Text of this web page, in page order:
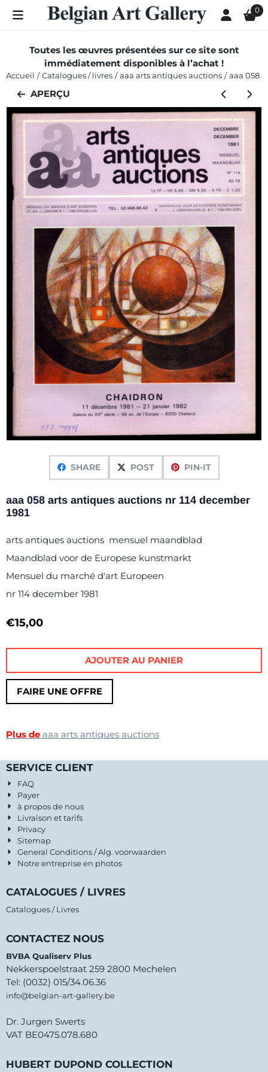
Les préférences de cookies sont actuellement fermées. 0
Toutes les œuvres présentées sur ce site sont
immédiatement disponibles à l’achat !
Accueil / Catalogues / livres / aaa arts antiques auctions / aaa 058
APERÇU
SHARE POST PIN-IT
aaa 058 arts antiques auctions nr 114 december
1981
arts antiques auctions mensuel maandblad
Maandblad voor de Europese kunstmarkt
Mensuel du marché d'art Europeen
nr 114 december 1981
€15,00
FAIRE UNE OFFRE
AJOUTER AU PANIER
Plus de aaa arts antiques auctions
SERVICE CLIENT
FAQ
Payer
à propos de nous
Livraison et tarifs
Privacy
Sitemap
General Conditions / Alg. voorwaarden
Notre entreprise en photos
CATALOGUES / LIVRES
Catalogues / Livres
CONTACTEZ NOUS
BVBA Qualiserv Plus
Nekkerspoelstraat 259 2800 Mechelen
Tel: (0032) 015/34.06.36
info@belgian-art-gallery.be
Dr. Jurgen Swerts
VAT BE0475.078.680
HUBERT DUPOND COLLECTION